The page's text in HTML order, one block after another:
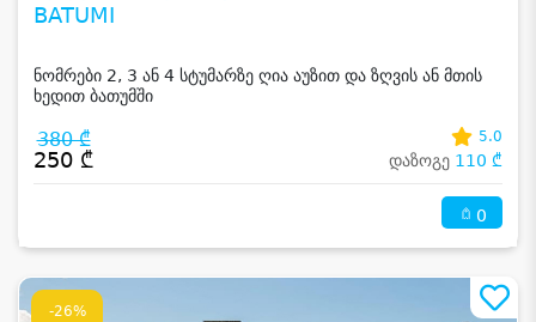
BATUMI
ნომრები 2, 3 ან 4 სტუმარზე ღია აუზით და ზღვის ან მთის
ხედით ბათუმში
380 ₾
250 ₾
5.0
დაზოგე 110 ₾
0
-26%